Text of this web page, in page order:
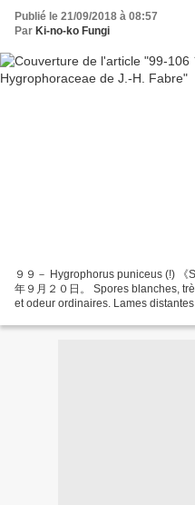
Publié le 21/09/2018 à 08:57
Par Ki-no-ko Fungi
９９－ Hygrophorus puniceus (!) 《
年９月２０日。 Spores blanches,
et odeur ordinaires. Lames
解釈：Hygrocybe punicea (Fr. : Fr.)